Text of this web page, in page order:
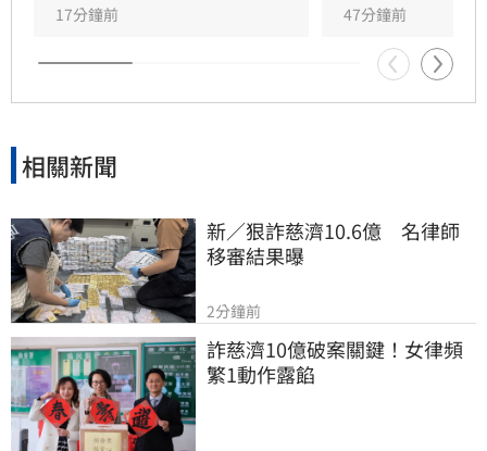
17分鐘前 47分鐘前
相關新聞
新／狠詐慈濟10.6億　名律師
移審結果曝
2分鐘前
詐慈濟10億破案關鍵！女律頻
繁1動作露餡